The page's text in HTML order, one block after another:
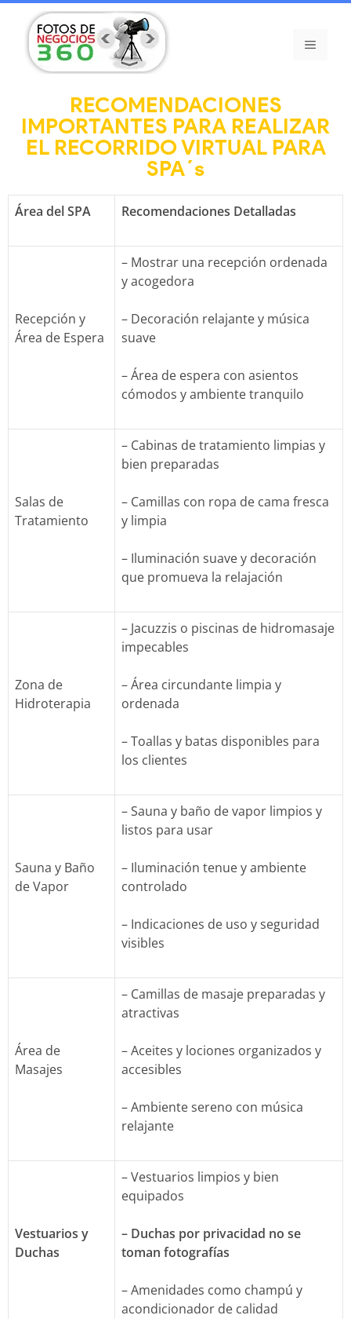
RECOMENDACIONES
IMPORTANTES PARA REALIZAR
EL RECORRIDO VIRTUAL PARA
SPA´s
Área del SPA Recomendaciones Detalladas
Recepción y
Área de Espera
– Mostrar una recepción ordenada
y acogedora
– Decoración relajante y música
suave
– Área de espera con asientos
cómodos y ambiente tranquilo
Salas de
Tratamiento
– Cabinas de tratamiento limpias y
bien preparadas
– Camillas con ropa de cama fresca
y limpia
– Iluminación suave y decoración
que promueva la relajación
Zona de
Hidroterapia
– Jacuzzis o piscinas de hidromasaje
impecables
– Área circundante limpia y
ordenada
– Toallas y batas disponibles para
los clientes
Sauna y Baño
de Vapor
– Sauna y baño de vapor limpios y
listos para usar
– Iluminación tenue y ambiente
controlado
– Indicaciones de uso y seguridad
visibles
Área de
Masajes
– Camillas de masaje preparadas y
atractivas
– Aceites y lociones organizados y
accesibles
– Ambiente sereno con música
relajante
Vestuarios y
Duchas
– Vestuarios limpios y bien
equipados
– Duchas por privacidad no se
toman fotografías
– Amenidades como champú y
acondicionador de calidad